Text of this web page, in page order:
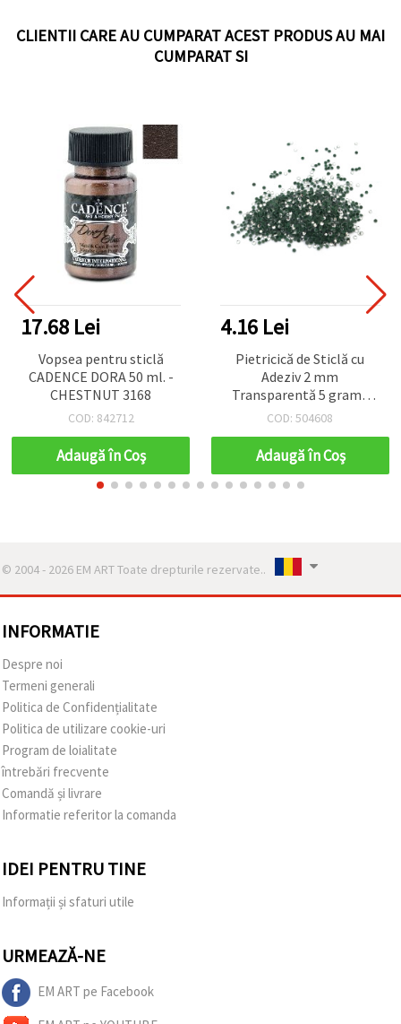
CLIENTII CARE AU CUMPARAT ACEST PRODUS AU MAI
CUMPARAT SI
17.68 Lei
Vopsea pentru sticlă
CADENCE DORA 50 ml. -
CHESTNUT 3168
COD: 842712
Adaugă în Coş
4.16 Lei
Pietricică de Sticlă cu
Adeziv 2 mm
Transparentă 5 grame
~1000 bucăți
COD: 504608
Adaugă în Coş
© 2004 - 2026 EM ART Toate drepturile rezervate..
INFORMATIE
Despre noi
Termeni generali
Politica de Confidențialitate
Politica de utilizare cookie-uri
Program de loialitate
întrebări frecvente
Comandă și livrare
Informatie referitor la comanda
IDEI PENTRU TINE
Informații și sfaturi utile
URMEAZĂ-NE
EM ART pe Facebook